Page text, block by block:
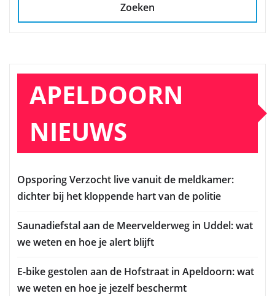
Zoeken
APELDOORN
NIEUWS
Opsporing Verzocht live vanuit de meldkamer:
dichter bij het kloppende hart van de politie
Saunadiefstal aan de Meervelderweg in Uddel: wat
we weten en hoe je alert blijft
E-bike gestolen aan de Hofstraat in Apeldoorn: wat
we weten en hoe je jezelf beschermt